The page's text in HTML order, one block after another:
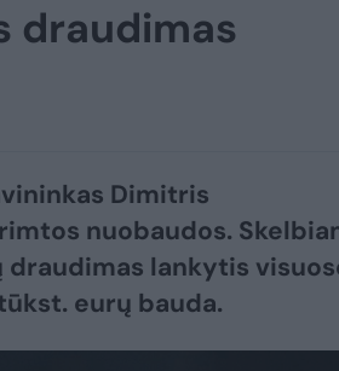
draudimas
Dimitris
nuobaudos.
draudimas lankytis
eurų bauda.